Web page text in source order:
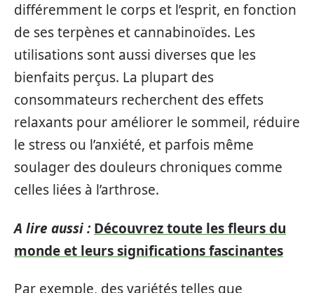
différemment le corps et l’esprit, en fonction
de ses terpènes et cannabinoïdes. Les
utilisations sont aussi diverses que les
bienfaits perçus. La plupart des
consommateurs recherchent des effets
relaxants pour améliorer le sommeil, réduire
le stress ou l’anxiété, et parfois même
soulager des douleurs chroniques comme
celles liées à l’arthrose.
A lire aussi : Découvrez toute les fleurs du
monde et leurs significations fascinantes
Par exemple, des variétés telles que